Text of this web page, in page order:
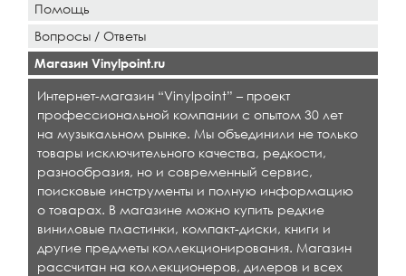
Помощь
Вопросы / Ответы
Магазин Vinylpoint.ru
Интернет-магазин “Vinylpoint” – проект
профессиональной компании с опытом 30 лет
на музыкальном рынке. Мы объединили не только
товары исключительного качества, редкости,
разнообразия, но и современный сервис,
поисковые инструменты и полную информацию
о товарах. В магазине можно купить редкие
виниловые пластинки, компакт-диски, книги и
другие предметы коллекционирования. Магазин
рассчитан на коллекционеров, дилеров и всех